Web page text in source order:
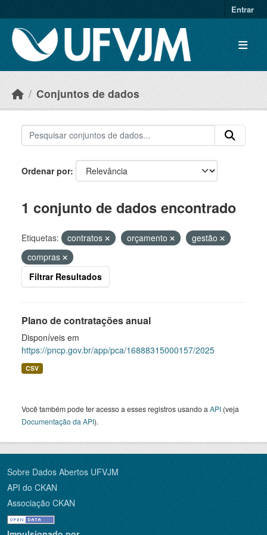
Entrar
Conjuntos de dados
Ordenar por
1 conjunto de dados encontrado
Etiquetas: contratos orçamento
gestão
compras
Filtrar Resultados
Plano de contratações anual
Disponíveis em
https://pncp.gov.br/app/pca/16888315000157/2025
CSV
Você também pode ter acesso a esses registros usando a API (veja
Documentação da API).
Sobre Dados Abertos UFVJM
API do CKAN
Associação CKAN